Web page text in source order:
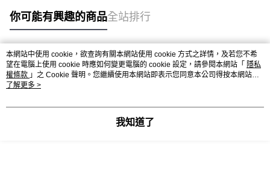
你可能有興趣的商品全站排行
熱門標籤
本網站中使用 cookie，欲查詢有關本網站使用 cookie 方式之詳情，及若您不希
望在電腦上使用 cookie 時應如何變更電腦的 cookie 設定，請參閱本網站「 隱私
權條款 」之 Cookie 聲明。您繼續使用本網站即表示您同意本公司得按本網站使
用條款之 Cookie 聲明使用 cookie。
了解更多 >
我知道了